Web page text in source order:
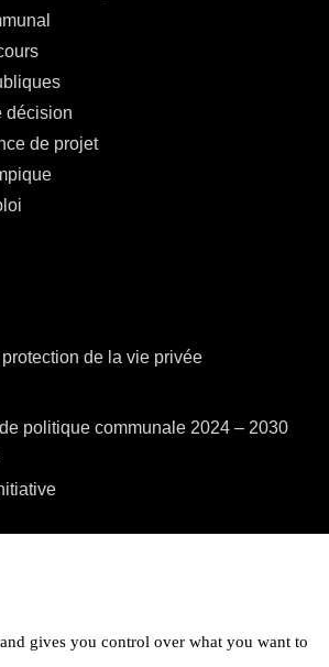
décision
de projet
de la vie privée
politique communale 2024 – 2030
gives you control over what you want to